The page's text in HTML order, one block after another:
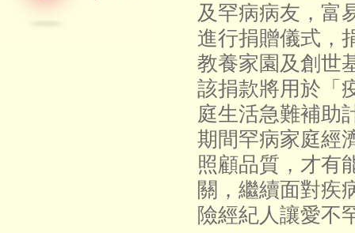
及罕病病友，富
進行捐贈儀式，
教養家園及創世
該捐款將用於「
庭生活急難補助
期間罕病家庭經
照顧品質，才有
關，繼續面對疾
險經紀人讓愛不